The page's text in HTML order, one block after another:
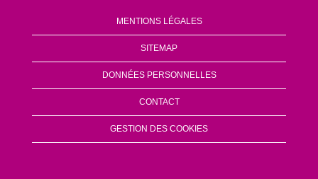
MENTIONS LÉGALES
SITEMAP
DONNÉES PERSONNELLES
CONTACT
GESTION DES COOKIES